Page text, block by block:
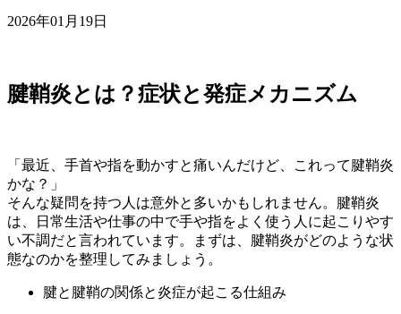
2026年01月19日
腱鞘炎とは？症状と発症メカニズム
「最近、手首や指を動かすと痛いんだけど、これって腱鞘炎
かな？」
そんな疑問を持つ人は意外と多いかもしれません。腱鞘炎
は、日常生活や仕事の中で手や指をよく使う人に起こりやす
い不調だと言われています。まずは、腱鞘炎がどのような状
態なのかを整理してみましょう。
腱と腱鞘の関係と炎症が起こる仕組み